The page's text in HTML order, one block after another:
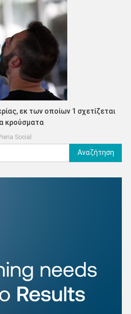
εκ των οποίων 1 σχετίζεται
κρούσματα
Social
Αναζήτηση
για: